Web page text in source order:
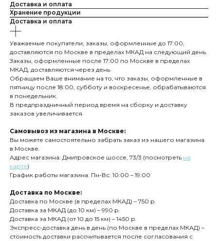
Доставка и оплата
Хранение продукции
Доставка и оплата
Уважаемые покупатели, заказы, оформленные до 17:00,
доставляются по Москве в пределах МКАД на следующий день.
Заказы, оформленные после 17:00 по Москве в пределах
МКАД, доставляются через день.
Обращаем Ваше внимание на то, что заказы, оформленные в
пятницу после 18:00, субботу и воскресенье, обрабатываются
в понедельник.
В предпраздничный период время на сборку и доставку
заказов увеличивается.
Самовывоз из магазина в Москве:
Вы можете самостоятельно забрать заказ из нашего магазина
в Москве.
Адрес магазина: Дмитровское шоссе, 73/3 (посмотреть на
карте)
График работы магазина: Пн-Вс: 10:00 – 19:00
Доставка по Москве:
Доставка по Москве (в пределах МКАД) – 750 р.
Доставка за МКАД (до 10 км) – 990 р.
Доставка за МКАД (от 10 до 15 км) – 1450 р.
Экспресс-доставка день в день (по Москве в пределах МКАД) –
стоимость доставки рассчитывается после согласования с